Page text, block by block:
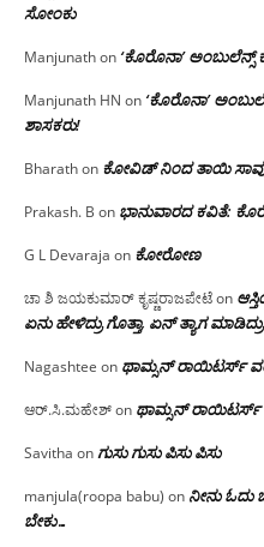
ಸೋಂಕು
Manjunathon ‘ಕೊರೊನಾ’
Manjunath HN on ‘ಕೊರೊನಾ’
ಶಾಸಕರು!
Bharathon ಕೋವಿಡ್ ನಿಂದ ತಾಯಿ
Prakash. B on ಭಾನುವಾರದ ಕವಿತೆ:
G L Devaraja on ಕೋರೋಣ
ಚಾ ಶಿ ಜಯಕುಮಾರ್ ಕೃಷ್ಣರಾಜಪೇಟೆon
ಏನು ಹೇಳಿದ್ರು ಗೊತ್ತಾ, ಏನ್ ತ್ಯಾಗ ಮಾಡಿದ್ರು
Nagashtee on ಥಾಮ್ಸನ್ ರಾಯಿಟರ್ಸ್
ಆರ್.ಸಿ.ಮಹೇಶ್on ಥಾಮ್ಸನ್ ರಾಯಿಟರ್ಸ್
Savitha onಗುಸು ಗುಸು ಪಿಸು ಪಿಸು
manjula(roopa babu) on ನೀನು
ಬೇಕು…